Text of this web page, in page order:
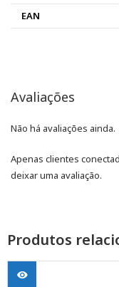
EAN
Avaliações
Não há avaliações ainda.
Apenas clientes
deixar uma avaliação.
Produtos